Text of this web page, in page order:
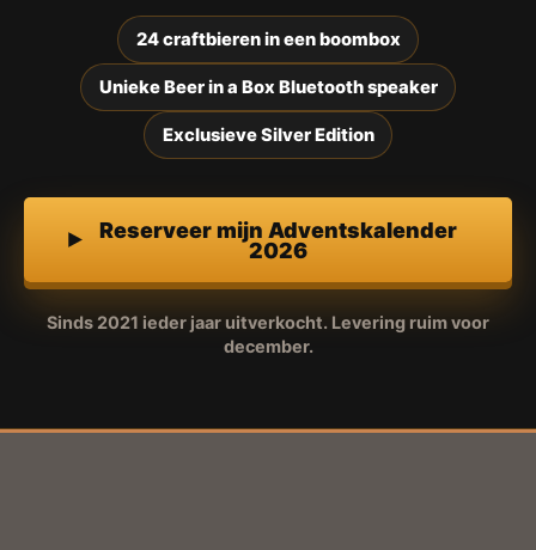
24 craftbieren in een boombox
Unieke Beer in a Box Bluetooth speaker
Exclusieve Silver Edition
Reserveer mijn Adventskalender
2026
Sinds 2021 ieder jaar uitverkocht. Levering ruim voor
december.